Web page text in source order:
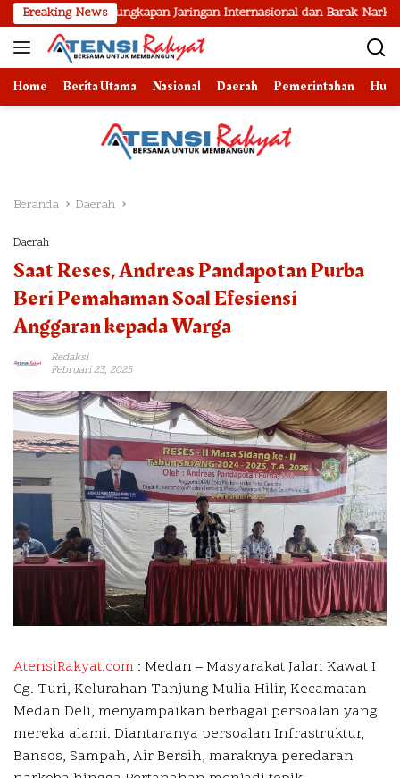
Langsung
ke
konten
Breaking NewsJaringan Internasional dan Barak Narkoba 2
Home Berita Utama Nasional Daerah Pemerintahan
Beranda Daerah
Daerah
Saat Reses, Andreas Pandapotan Purba
Beri Pemahaman Soal Efesiensi
Anggaran kepada Warga
Redaksi
Februari 23, 2025
AtensiRakyat.com : Medan – Masyarakat Jalan Kawat I
Gg. Turi, Kelurahan Tanjung Mulia Hilir, Kecamatan
Medan Deli, menyampaikan berbagai persoalan yang
mereka alami. Diantaranya persoalan Infrastruktur,
Bansos, Sampah, Air Bersih, maraknya peredaran